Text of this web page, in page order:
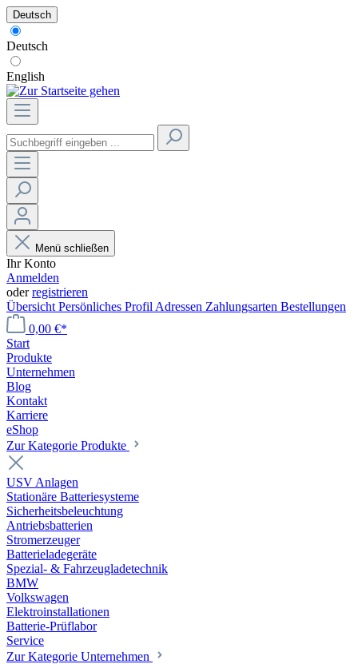
Deutsch
Deutsch
English
Menü schließen
Ihr Konto
Anmelden
oderregistrieren
Übersicht Persönliches Profil Adressen Zahlungsarten Bestellungen
0,00 €*
Start
Produkte
Unternehmen
Blog
Kontakt
Karriere
eShop
Zur Kategorie Produkte
USV Anlagen
Stationäre Batteriesysteme
Sicherheitsbeleuchtung
Antriebsbatterien
Stromerzeuger
Batterieladegeräte
Spezial- & Fahrzeugladetechnik
BMW
Volkswagen
Elektroinstallationen
Batterie-Prüflabor
Service
Zur Kategorie Unternehmen